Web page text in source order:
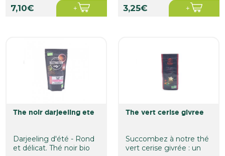
7,10€ 3,25€
the noir darjeeling ete
Darjeeling d'été - Rond
et délicat. Thé noir bio
the vert cerise givree
Succombez à notre thé
vert cerise givrée : un